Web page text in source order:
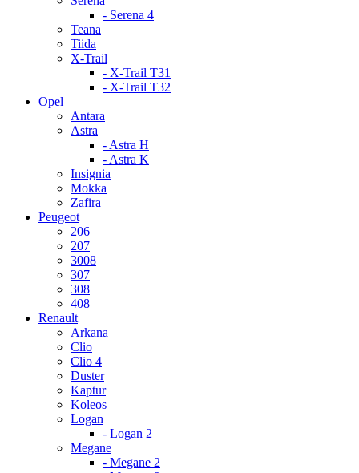
- Serena 4
Teana
Tiida
X-Trail
- X-Trail T31
- X-Trail T32
Opel
Antara
Astra
- Astra H
- Astra K
Insignia
Mokka
Zafira
Peugeot
206
207
3008
307
308
408
Renault
Arkana
Clio
Clio 4
Duster
Kaptur
Koleos
Logan
- Logan 2
Megane
- Megane 2